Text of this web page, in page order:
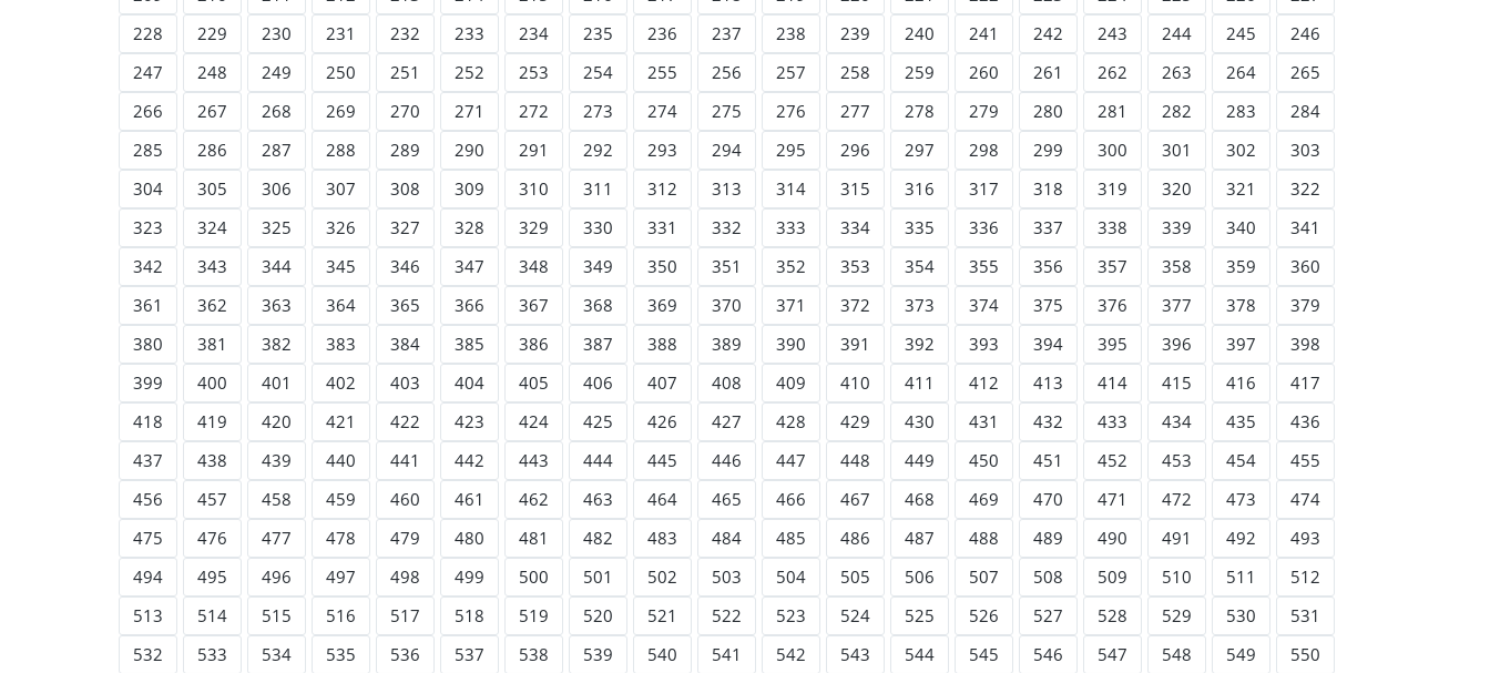
228
229 230 231 232 233 234 235 236 237 238 239 240 241 242 243 244 245
246
247
248 249 250 251 252 253 254 255 256 257 258 259 260 261 262 263 264
265
266
267 268 269 270 271 272 273 274 275 276 277 278 279 280 281 282 283
284
285
286 287 288 289 290 291 292 293 294 295 296 297 298 299 300 301 302
303
304
305 306 307 308 309 310 311 312 313 314 315 316 317 318 319 320 321
322
323
324 325 326 327 328 329 330 331 332 333 334 335 336 337 338 339 340
341
342
343 344 345 346 347 348 349 350 351 352 353 354 355 356 357 358 359
360
361
362 363 364 365 366 367 368 369 370 371 372 373 374 375 376 377 378
379
380
381 382 383 384 385 386 387 388 389 390 391 392 393 394 395 396 397
398
399
400 401 402 403 404 405 406 407 408 409 410 411 412 413 414 415 416
417
418
419 420 421 422 423 424 425 426 427 428 429 430 431 432 433 434 435
436
437
438 439 440 441 442 443 444 445 446 447 448 449 450 451 452 453 454
455
456
457 458 459 460 461 462 463 464 465 466 467 468 469 470 471 472 473
474
475
476 477 478 479 480 481 482 483 484 485 486 487 488 489 490 491 492
493
494
495 496 497 498 499 500 501 502 503 504 505 506 507 508 509 510 511
512
513
514 515 516 517 518 519 520 521 522 523 524 525 526 527 528 529 530
531
532
533 534 535 536 537 538 539 540 541 542 543 544 545 546 547 548 549
550